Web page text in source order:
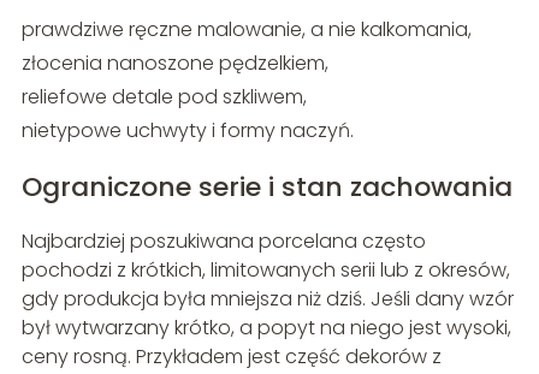
prawdziwe ręczne malowanie, a nie kalkomania,
złocenia nanoszone pędzelkiem,
reliefowe detale pod szkliwem,
nietypowe uchwyty i formy naczyń.
Ograniczone serie i stan zachowania
Najbardziej poszukiwana porcelana często
pochodzi z krótkich, limitowanych serii lub z okresów,
gdy produkcja była mniejsza niż dziś. Jeśli dany wzór
był wytwarzany krótko, a popyt na niego jest wysoki,
ceny rosną. Przykładem jest część dekorów z